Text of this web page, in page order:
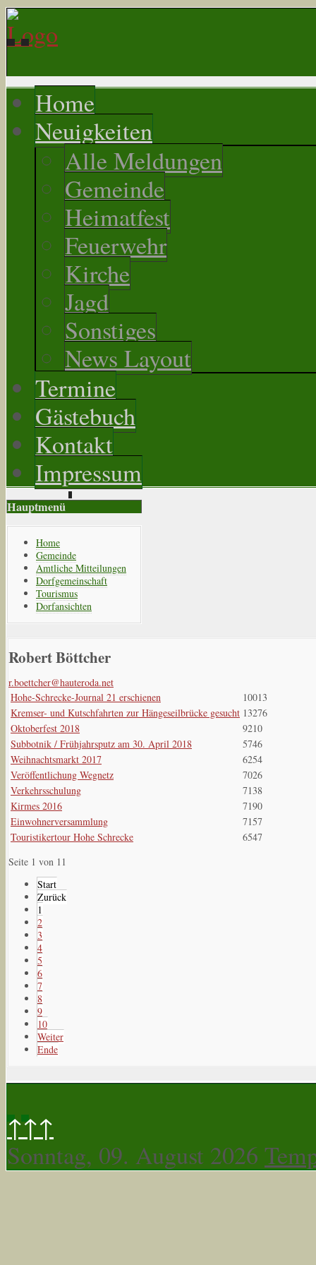
Home
Neuigkeiten
Alle Meldungen
Gemeinde
Heimatfest
Feuerwehr
Kirche
Jagd
Sonstiges
News Layout
Termine
Gästebuch
Kontakt
Impressum
Hauptmenü
Home
Gemeinde
Amtliche Mitteilungen
Dorfgemeinschaft
Tourismus
Dorfansichten
Robert Böttcher
r.boettcher@hauteroda.net
Hohe-Schrecke-Journal 21 erschienen
10013
Kremser- und Kutschfahrten zur Hängeseilbrücke gesucht 13276
Oktoberfest 2018
9210
Subbotnik / Frühjahrsputz am 30. April 2018
5746
Weihnachtsmarkt 2017
6254
Veröffentlichung Wegnetz
7026
Verkehrsschulung
7138
Kirmes 2016
7190
Einwohnerversammlung
7157
Touristikertour Hohe Schrecke
6547
Seite 1 von 11
Start
Zurück
1
2
3
4
5
6
7
8
9
10
Weiter
Ende
↑↑↑
Sonntag, 09. August 2026